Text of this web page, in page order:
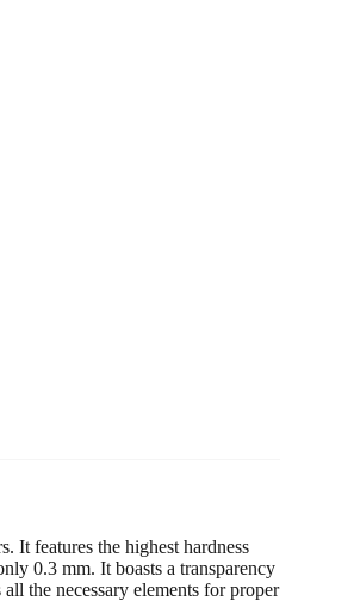
It features the highest hardness
0.3 mm. It boasts a transparency
the necessary elements for proper